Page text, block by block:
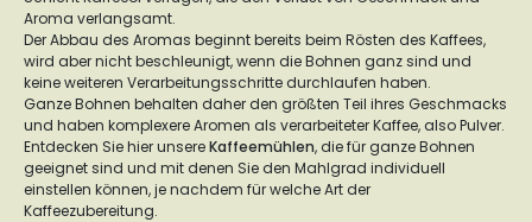
Aroma verlangsamt.
Der Abbau des Aromas beginnt bereits beim Rösten des Kaffees,
wird aber nicht beschleunigt, wenn die Bohnen ganz sind und
keine weiteren Verarbeitungsschritte durchlaufen haben.
Ganze Bohnen behalten daher den größten Teil ihres Geschmacks
und haben komplexere Aromen als verarbeiteter Kaffee, also Pulver.
Entdecken Sie hier unsereKaffeemühlen, die für ganze Bohnen
geeignet sind und mit denen Sie den Mahlgrad individuell
einstellen können, je nachdem für welche Art der
Kaffeezubereitung.